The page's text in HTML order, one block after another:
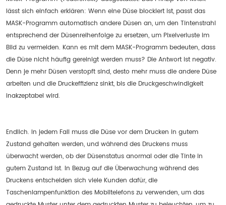
lässt sich einfach erklären: Wenn eine Düse blockiert ist, passt das
MASK-Programm automatisch andere Düsen an, um den Tintenstrahl
entsprechend der Düsenreihenfolge zu ersetzen, um Pixelverluste im
Bild zu vermeiden. Kann es mit dem MASK-Programm bedeuten, dass
die Düse nicht häufig gereinigt werden muss? Die Antwort ist negativ.
Denn je mehr Düsen verstopft sind, desto mehr muss die andere Düse
arbeiten und die Druckeffizienz sinkt, bis die Druckgeschwindigkeit
inakzeptabel wird.
Endlich. In jedem Fall muss die Düse vor dem Drucken in gutem
Zustand gehalten werden, und während des Druckens muss
überwacht werden, ob der Düsenstatus anormal oder die Tinte in
gutem Zustand ist. In Bezug auf die Überwachung während des
Druckens entscheiden sich viele Kunden dafür, die
Taschenlampenfunktion des Mobiltelefons zu verwenden, um das